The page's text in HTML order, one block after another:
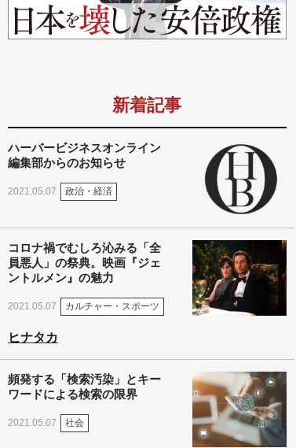
新着記事
ハーバービジネスオンライン
編集部からのお知らせ
2021.05.07 政治・経済
コロナ禍でむしろ沁みる「全
員悪人」の祭典。映画『ジェ
ントルメン』の魅力
2021.05.07 カルチャー・スポーツ
ヒナタカ
頻発する「検索汚染」とキー
ワードによる検索の限界
2021.05.07 社会